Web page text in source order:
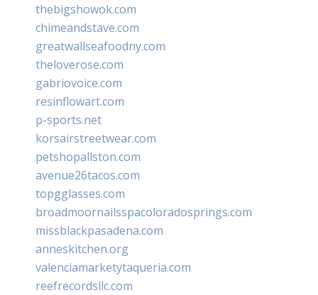
thebigshowok.com
chimeandstave.com
greatwallseafoodny.com
theloverose.com
gabriovoice.com
resinflowart.com
p-sports.net
korsairstreetwear.com
petshopallston.com
avenue26tacos.com
topgglasses.com
broadmoornailsspacoloradosprings.com
missblackpasadena.com
anneskitchen.org
valenciamarketytaqueria.com
reefrecordsllc.com